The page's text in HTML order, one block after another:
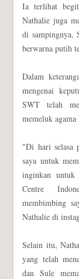
Ia terlihat
Nathalie juga
di sampingnya,
berwarna putih
Dalam
mengenai
SWT telah
memeluk
"Di hari selasa
saya untuk
inginkan untuk
Centre
membimbing
Nathalie di
Selain itu,
yang telah
dan Sule